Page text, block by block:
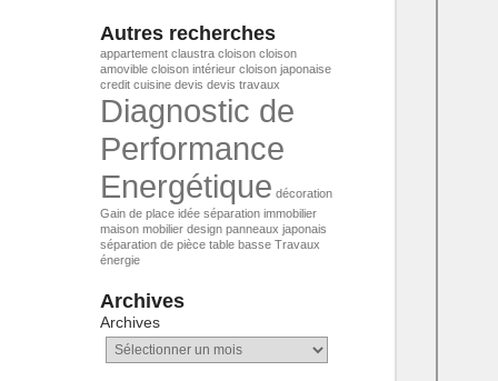
Autres recherches
appartement claustra cloison cloison
amovible cloison intérieur cloison japonaise
credit cuisine devis devis travaux
Diagnostic de
Performance
Energétique décoration
Gain de place idée séparation immobilier
maison mobilier design panneaux japonais
séparation de pièce table basse Travaux
énergie
Archives
Archives